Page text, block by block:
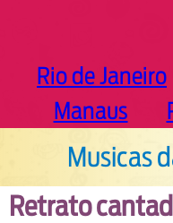
Rio de Janeiro
Manaus
Musicas
Retrato